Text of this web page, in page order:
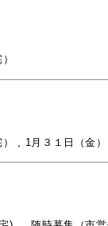
, 1月３１日（金）